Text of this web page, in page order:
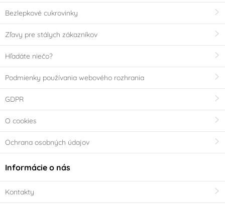
Veľká noc
Frozen - Ledové
království
Použití
v elektrické troubě v plynové troubě
troubě
Krajina pôvodu
Bezlepkové cukrovinky
Zľavy pre stálych zákazníkov
Hľadáte niečo?
Podmienky používania webového rozhrania
GDPR
O cookies
Ochrana osobných údajov
Informácie o nás
Kontakty